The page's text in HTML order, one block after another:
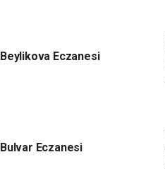
Beylikova Eczanesi
Bulvar Eczanesi